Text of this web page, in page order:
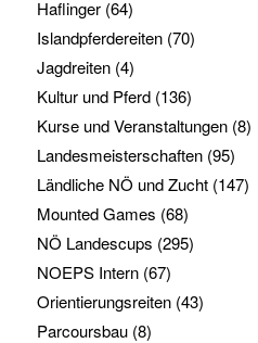
Haflinger(64)
Islandpferdereiten(70)
Jagdreiten(4)
Kultur und Pferd(136)
Kurse und Veranstaltungen(8)
Landesmeisterschaften(95)
Ländliche NÖ und Zucht(147)
Mounted Games (68)
NÖ Landescups (295)
NOEPS Intern(67)
Orientierungsreiten(43)
Parcoursbau(8)